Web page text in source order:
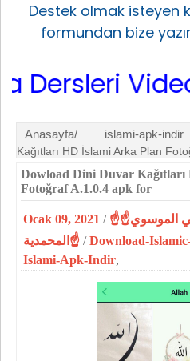
Destek olmak isteyen
formundan bize
Video
Anasayfa/ islami-apk-indir
Kağıtları HD İslami Arka Plan
Dowload Dini Duvar
Fotoğraf A.1.0.4 apk for
Ocak 09, 2021 / ☝الاامام سيد محمد هاشمي الموسوي☝
المحمدية☝ /Download-
Islami-Apk-Indir,